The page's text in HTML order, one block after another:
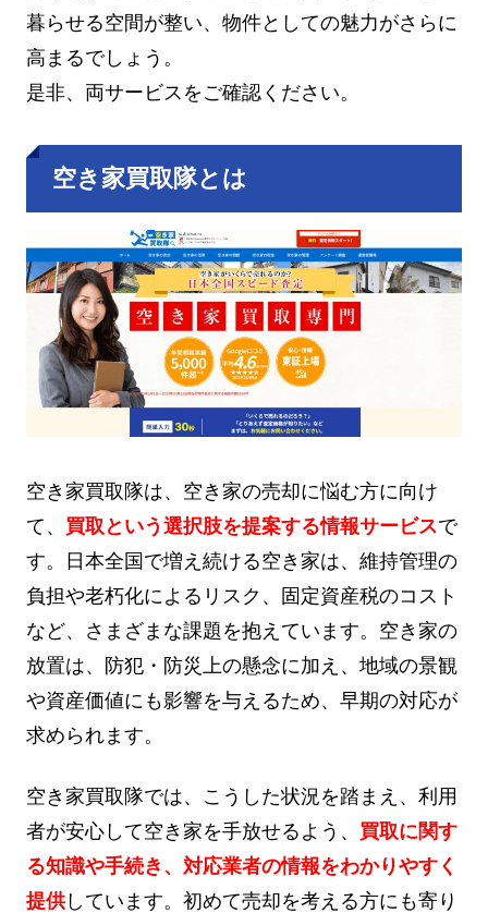
暮らせる空間が整い、物件としての魅力がさらに
高まるでしょう。
是非、両サービスをご確認ください。
空き家買取隊とは
空き家買取隊は、空き家の売却に悩む方に向け
て、 買取という選択肢を提案する情報サービスで
す。日本全国で増え続ける空き家は、維持管理の
負担や老朽化によるリスク、固定資産税のコスト
など、さまざまな課題を抱えています。空き家の
放置は、防犯・防災上の懸念に加え、地域の景観
や資産価値にも影響を与えるため、早期の対応が
求められます。
空き家買取隊では、こうした状況を踏まえ、利用
者が安心して空き家を手放せるよう、 買取に関す
る知識や手続き、対応業者の情報をわかりやすく
提供しています。初めて売却を考える方にも寄り